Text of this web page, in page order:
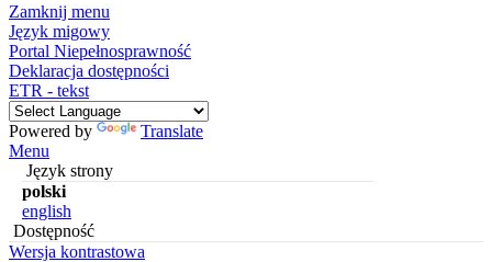
Zamknij menu
Język migowy
Portal Niepełnosprawność
Deklaracja dostępności
ETR - tekst
Powered by
Translate
Menu
Język strony
polski
english
Dostępność
Wersja kontrastowa